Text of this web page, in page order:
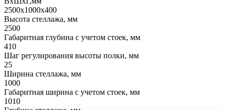
2500x1000x400
Высота стеллажа, мм
2500
Габаритная глубина с учетом стоек, мм
410
Шаг регулирования высоты полки, мм
25
Ширина стеллажа, мм
1000
Габаритная ширина с учетом стоек, мм
1010